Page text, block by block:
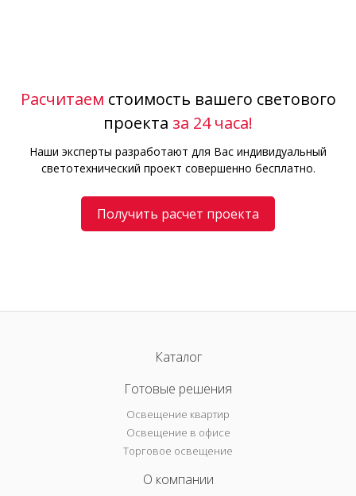
Расчитаем стоимость вашего светового
проекта за 24 часа!
Наши эксперты разработают для Вас индивидуальный
светотехнический проект совершенно бесплатно.
Получить расчет проекта
Каталог
Готовые решения
Освещение квартир
Освещение в офисе
Торговое освещение
О компании